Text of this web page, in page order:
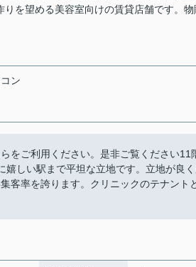
を望める美容室向けの賃貸店舗です。
ン
をご利用ください。是非ご覧ください11
嬉しい駅まで平坦な立地です。立地が良
客率を誇ります。クリニックのテナント